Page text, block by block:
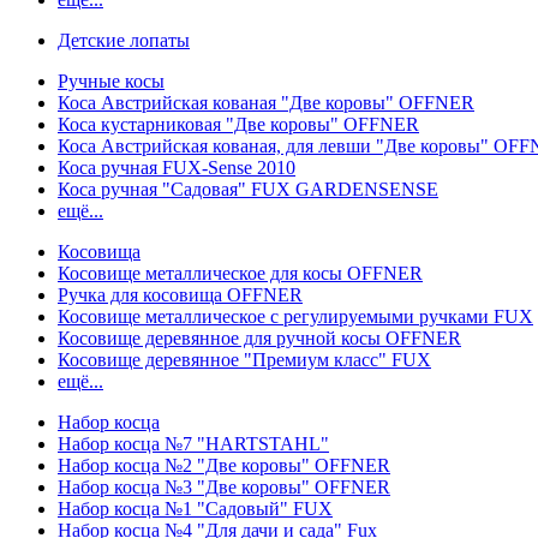
Детские лопаты
Ручные косы
Коса Австрийская кованая "Две коровы" OFFNER
Коса кустарниковая "Две коровы" OFFNER
Коса Австрийская кованая, для левши "Две коровы"
Коса ручная FUX-Sense 2010
Коса ручная "Садовая" FUX GARDENSENSE
ещё...
Косовища
Косовище металлическое для косы OFFNER
Ручка для косовища OFFNER
Косовище металлическое с регулируемыми ручками FUX
Косовище деревянное для ручной косы OFFNER
Косовище деревянное "Премиум класс" FUX
ещё...
Набор косца
Набор косца №7 "HARTSTAHL"
Набор косца №2 "Две коровы" OFFNER
Набор косца №3 "Две коровы" OFFNER
Набор косца №1 "Садовый" FUX
Набор косца №4 "Для дачи и сада" Fux